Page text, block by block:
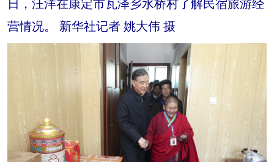
日，汪洋在康定市瓦泽乡水桥村了解民宿旅游经
营情况。 新华社记者 姚大伟 摄